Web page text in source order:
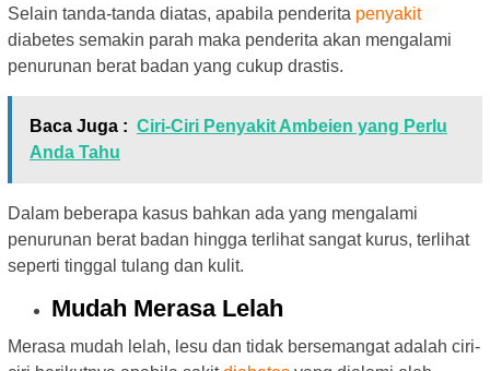
Selain tanda-tanda diatas, apabila penderita penyakit
diabetes semakin parah maka penderita akan mengalami
penurunan berat badan yang cukup drastis.
Baca Juga : Ciri-Ciri Penyakit Ambeien yang Perlu
Anda Tahu
Dalam beberapa kasus bahkan ada yang mengalami
penurunan berat badan hingga terlihat sangat kurus, terlihat
seperti tinggal tulang dan kulit.
Mudah Merasa Lelah
Merasa mudah lelah, lesu dan tidak bersemangat adalah ciri-